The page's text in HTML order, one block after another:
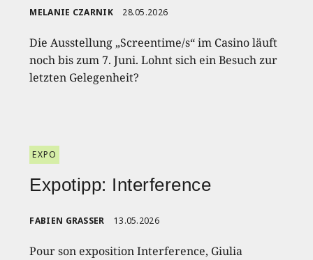
MELANIE CZARNIK 28.05.2026
Die Ausstellung „Screentime/s“ im Casino läuft
noch bis zum 7. Juni. Lohnt sich ein Besuch zur
letzten Gelegenheit?
EXPO
Expotipp: Interference
FABIEN GRASSER 13.05.2026
Pour son exposition Interference, Giulia